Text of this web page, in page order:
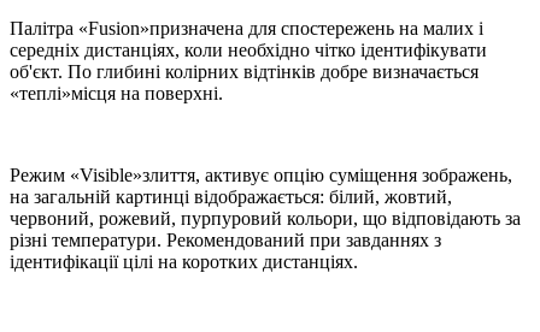
Палітра «Fusion»призначена для спостережень на малих і
середніх дистанціях, коли необхідно чітко ідентифікувати
об'єкт. По глибині колірних відтінків добре визначається
«теплі»місця на поверхні.
Режим «Visible»злиття, активує опцію суміщення зображень,
на загальній картинці відображається: білий, жовтий,
червоний, рожевий, пурпуровий кольори, що відповідають за
різні температури. Рекомендований при завданнях з
ідентифікації цілі на коротких дистанціях.